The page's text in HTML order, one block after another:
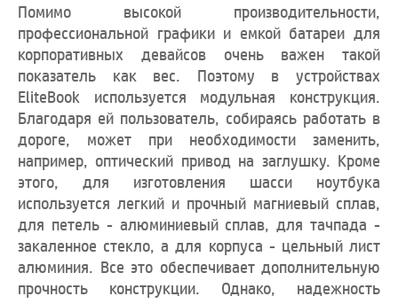
Помимо высокой производительности,
профессиональной графики и емкой батареи для
корпоративных девайсов очень важен такой
показатель как вес. Поэтому в устройствах
EliteBook используется модульная конструкция.
Благодаря ей пользователь, собираясь работать в
дороге, может при необходимости заменить,
например, оптический привод на заглушку. Кроме
этого, для изготовления шасси ноутбука
используется легкий и прочный магниевый сплав,
для петель - алюминиевый сплав, для тачпада -
закаленное стекло, а для корпуса - цельный лист
алюминия. Все это обеспечивает дополнительную
прочность конструкции. Однако, надежность